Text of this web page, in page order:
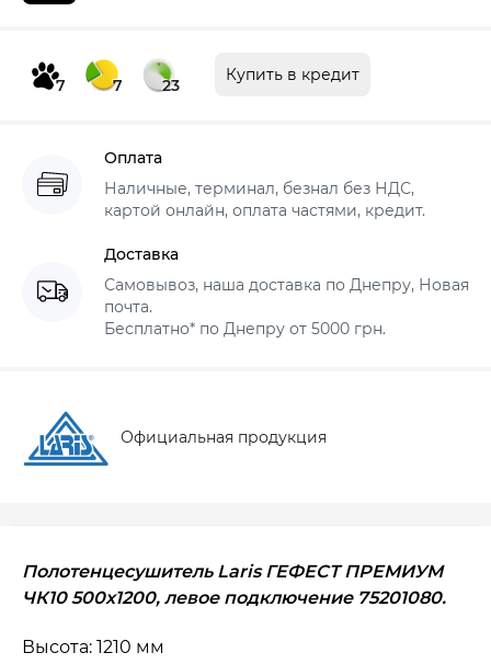
7 7 23
Купить в кредит
Оплата
Наличные, терминал, безнал без НДС,
картой онлайн, оплата частями, кредит.
Доставка
Самовывоз, наша доставка по Днепру, Новая
почта.
Бесплатно* по Днепру от 5000 грн.
Официальная продукция
Полотенцесушитель Laris ГЕФЕСТ ПРЕМИУМ
ЧК10 500x1200, левое подключение 75201080.
Высота: 1210 мм